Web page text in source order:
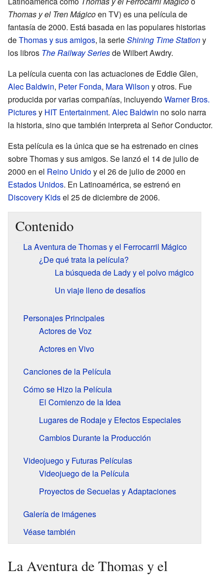
Thomas y el Tren Mágicoen TV) es una película de
fantasía de 2000. Está basada en las populares historias
deThomas y sus amigos, la serieShining Time Stationy
los libros The Railway Seriesde Wilbert Awdry.
La película cuenta con las actuaciones de Eddie Glen,
Alec Baldwin, Peter Fonda, Mara Wilson y otros. Fue
producida por varias compañías, incluyendoWarner Bros.
Picturesy HIT Entertainment. Alec Baldwin no solo narra
la historia, sino que también interpreta al Señor Conductor.
Esta película es la única que se ha estrenado en cines
sobre Thomas y sus amigos. Se lanzó el 14 de julio de
2000 en el Reino Unidoy el 26 de julio de 2000 en
Estados Unidos. En Latinoamérica, se estrenó en
Discovery Kidsel 25 de diciembre de 2006.
Contenido
La Aventura de Thomas y el Ferrocarril Mágico
¿De qué trata la película?
La búsqueda de Lady y el polvo mágico
Un viaje lleno de desafíos
Personajes Principales
Actores de Voz
Actores en Vivo
Canciones de la Película
Cómo se Hizo la Película
El Comienzo de la Idea
Lugares de Rodaje y Efectos Especiales
Cambios Durante la Producción
Videojuego y Futuras Películas
Videojuego de la Película
Proyectos de Secuelas y Adaptaciones
Galería de imágenes
Véase también
La Aventura de Thomas y el